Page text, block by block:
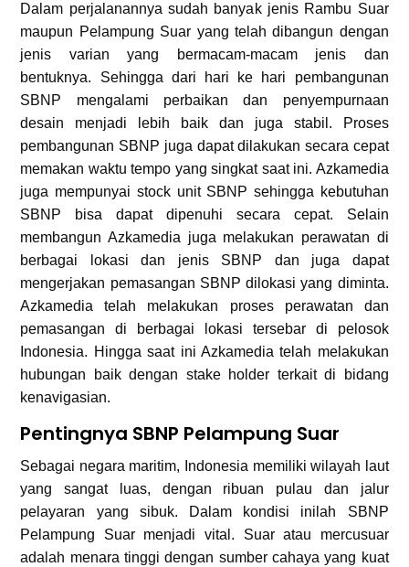
Dalam perjalanannya sudah banyak jenis Rambu Suar
maupun Pelampung Suar yang telah dibangun dengan
jenis varian yang bermacam-macam jenis dan
bentuknya. Sehingga dari hari ke hari pembangunan
SBNP mengalami perbaikan dan penyempurnaan
desain menjadi lebih baik dan juga stabil. Proses
pembangunan SBNP juga dapat dilakukan secara cepat
memakan waktu tempo yang singkat saat ini. Azkamedia
juga mempunyai stock unit SBNP sehingga kebutuhan
SBNP bisa dapat dipenuhi secara cepat. Selain
membangun Azkamedia juga melakukan perawatan di
berbagai lokasi dan jenis SBNP dan juga dapat
mengerjakan pemasangan SBNP dilokasi yang diminta.
Azkamedia telah melakukan proses perawatan dan
pemasangan di berbagai lokasi tersebar di pelosok
Indonesia. Hingga saat ini Azkamedia telah melakukan
hubungan baik dengan stake holder terkait di bidang
kenavigasian.
Pentingnya SBNP Pelampung Suar
Sebagai negara maritim, Indonesia memiliki wilayah laut
yang sangat luas, dengan ribuan pulau dan jalur
pelayaran yang sibuk. Dalam kondisi inilah SBNP
Pelampung Suar menjadi vital. Suar atau mercusuar
adalah menara tinggi dengan sumber cahaya yang kuat